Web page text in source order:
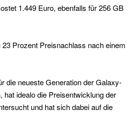
1.449 Euro, ebenfalls für 256 GB
Prozent Preisnachlass nach einem
die neueste Generation der Galaxy-
hat idealo die Preisentwicklung der
und hat sich dabei auf die